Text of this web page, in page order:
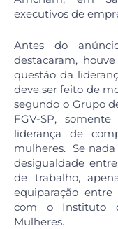
executivos de
Antes do
destacaram,
questão da
deve ser feito de
segundo o Grupo
FGV-SP,
liderança de
mulheres. Se
desigualdade
de trabalho,
equiparação
com o Instituto
Mulheres.